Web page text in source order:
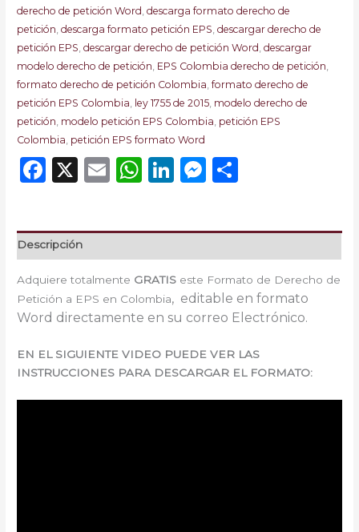
derecho de petición Word,descarga formato derecho de
petición,descarga formato petición EPS,descargar derecho de
petición EPS,descargar derecho de petición Word,descargar
modelo derecho de petición, EPS Colombia derecho de petición,
formato derecho de petición Colombia,formato derecho de
petición EPS Colombia, ley 1755 de 2015, modelo derecho de
petición, modelo petición EPS Colombia, petición EPS
Colombia, petición EPS formato Word
Facebook
X EmailWhatsApp
LinkedIn
Messenger
Descripción
Adquiere totalmente GRATIS este Formato de Derecho de
Petición a EPS en Colombia, editable en formato
Word directamente en su correo Electrónico.
EN EL SIGUIENTE VIDEO PUEDE VER LAS
INSTRUCCIONES PARA DESCARGAR EL FORMATO: